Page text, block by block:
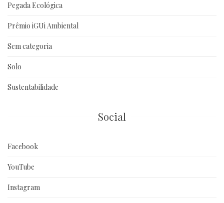
Pegada Ecológica
Prêmio iGUi Ambiental
Sem categoria
Solo
Sustentabilidade
Social
Facebook
YouTube
Instagram